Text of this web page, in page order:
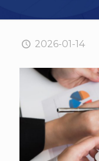
2026-01-14